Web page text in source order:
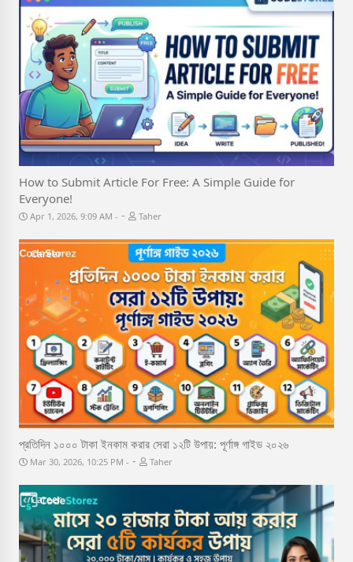
How to Submit Article For Free: A Simple Guide for
Everyone!
Apr 1, 2026, 9:09 AM - Taher
Career
প্রতিদিন ১০০০ টাকা ইনকাম করার সেরা ১২টি উপায়: পূর্ণাঙ্গ গাইড ২০২৬
Mar 30, 2026, 10:25 PM - Taher
Career